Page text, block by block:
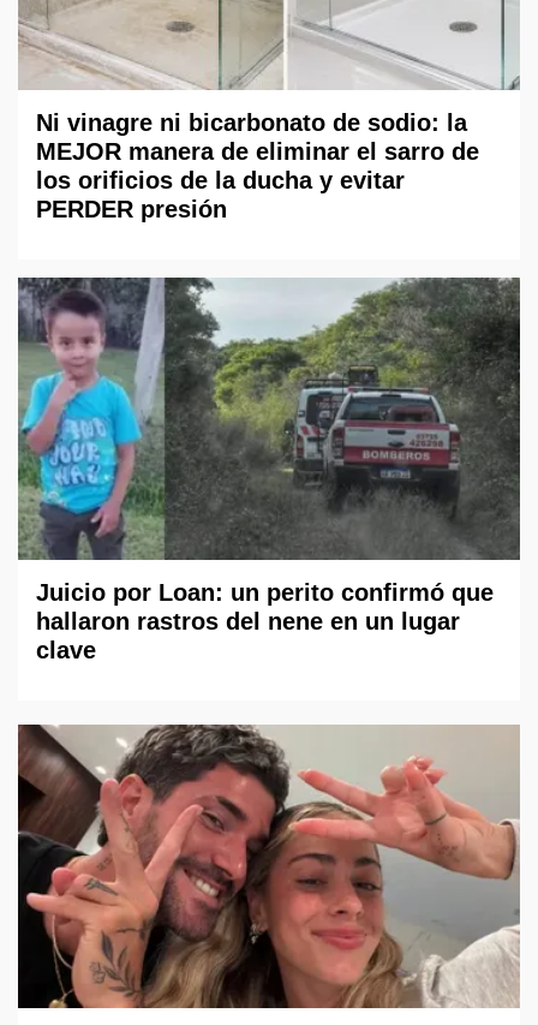
Ni vinagre ni bicarbonato de sodio: la
MEJOR manera de eliminar el sarro de
los orificios de la ducha y evitar
PERDER presión
Juicio por Loan: un perito confirmó que
hallaron rastros del nene en un lugar
clave